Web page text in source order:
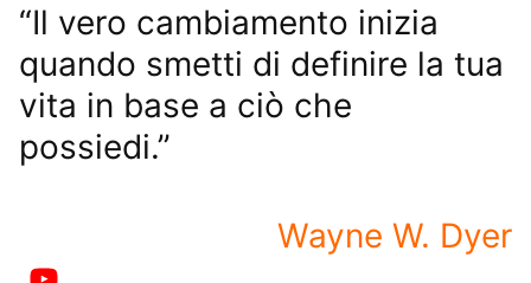
“Il vero cambiamento inizia
quando smetti di definire la tua
vita in base a ciò che
possiedi.”
Wayne W. Dyer